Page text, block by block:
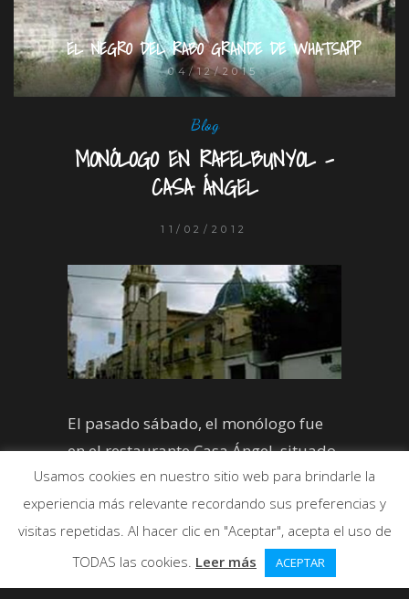
EL NEGRO DEL RABO GRANDE DE WHATSAPP
04/12/2015
Blog
MONÓLOGO EN RAFELBUNYOL –
CASA ÁNGEL
11/02/2012
El pasado sábado, el monólogo fue
en el restaurante Casa Ángel, situado
en la calle Roll Major del polígono de
Rafelbunyol.
Usamos cookies en nuestro sitio web para brindarle la
experiencia más relevante recordando sus preferencias y
visitas repetidas. Al hacer clic en "Aceptar", acepta el uso de
TODAS las cookies. Leer más ACEPTAR